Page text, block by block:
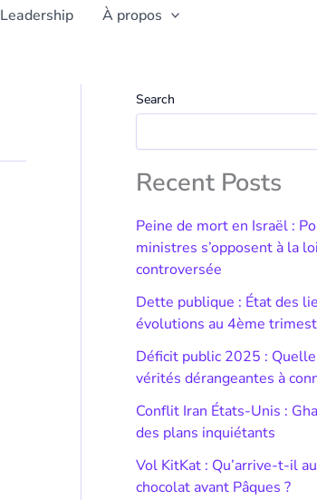
Leadership À propos
Search
Recent Posts
Peine de mort en Israël :
ministres s’opposent à la loi
controversée
Dette publique : État des
évolutions au 4ème
Déficit public 2025 :
vérités dérangeantes à
Conflit Iran États-Unis :
des plans inquiétants
Vol KitKat : Qu’arrive-t-il
chocolat avant Pâques ?